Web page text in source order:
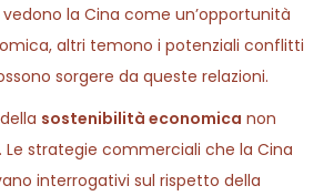
la Cina come un’opportunità
altri temono i potenziali conflitti
sorgere da queste relazioni.
sostenibilità economica non
Le strategie commerciali che la Cina
interrogativi sul rispetto della